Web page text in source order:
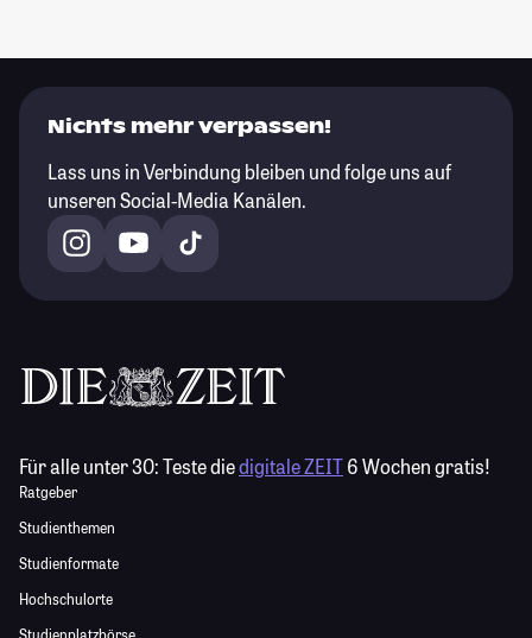
Nichts mehr verpassen!
Lass uns in Verbindung bleiben und folge uns auf
unseren Social-Media Kanälen.
Für alle unter 30:Teste diedigitale ZEIT6 Wochen gratis!
Ratgeber
Studienthemen
Studienformate
Hochschulorte